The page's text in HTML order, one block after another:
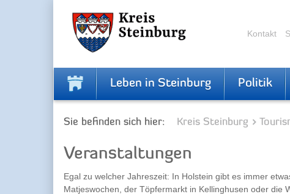
Kontakt
Leben in Steinburg Politik
Sie befinden sich hier: Kreis Steinburg
Veranstaltungen
Egal zu welcher Jahreszeit: In Holstein gibt es immer
Matjeswochen, der Töpfermarkt in Kellinghusen oder die